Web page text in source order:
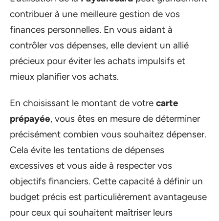
contribuer à une meilleure gestion de vos
finances personnelles. En vous aidant à
contrôler vos dépenses, elle devient un allié
précieux pour éviter les achats impulsifs et
mieux planifier vos achats.
En choisissant le montant de votre carte
prépayée, vous êtes en mesure de déterminer
précisément combien vous souhaitez dépenser.
Cela évite les tentations de dépenses
excessives et vous aide à respecter vos
objectifs financiers. Cette capacité à définir un
budget précis est particulièrement avantageuse
pour ceux qui souhaitent maîtriser leurs